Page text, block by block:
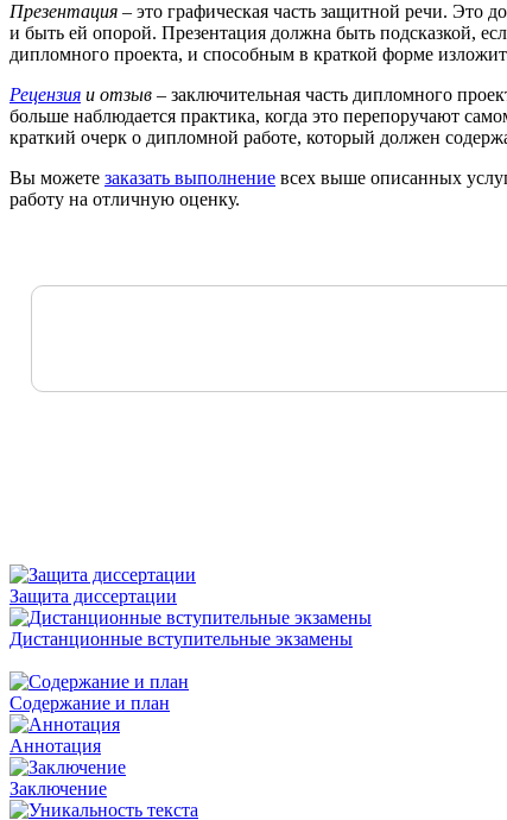
Презентация – это графическая часть защитной речи. Это
и быть ей опорой. Презентация должна быть подсказкой,
дипломного проекта, и способным в краткой форме
Рецензия и отзыв – заключительная часть дипломного
больше наблюдается практика, когда это перепоручают
краткий очерк о дипломной работе, который должен
Вы можете заказать выполнение всех выше описанных
работу на отличную оценку.
Защита диссертации
Дистанционные вступительные экзамены
Содержание и план
Аннотация
Заключение